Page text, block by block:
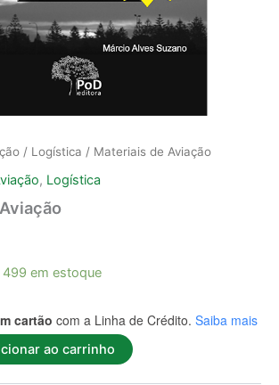
/ Logística / Materiais de Aviação
, Logística
499 em estoque
cartão com a Linha de Crédito. Saiba mais
ao carrinho